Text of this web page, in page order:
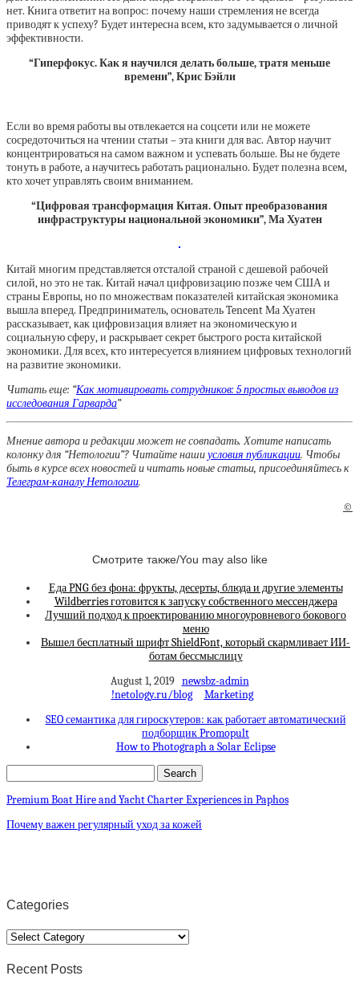
нет. Книга ответит на вопрос: почему наши стремления не всегда
приводят к успеху? Будет интересна всем, кто задумывается о личной
эффективности.
“Гиперфокус. Как я научился делать больше, тратя меньше
времени”, Крис Бэйли
Если во время работы вы отвлекается на соцсети или не можете
сосредоточиться на чтении статьи – эта книги для вас. Автор научит
концентрироваться на самом важном и успевать больше. Вы не будете
тонуть в работе, а научитесь работать рационально. Будет полезна всем,
кто хочет управлять своим вниманием.
“Цифровая трансформация Китая. Опыт преобразования
инфраструктуры национальной экономики”, Ма Хуатен
Китай многим представляется отсталой страной с дешевой рабочей
силой, но это не так. Китай начал цифровизацию позже чем США и
страны Европы, но по множествам показателей китайская экономика
вышла вперед. Предприниматель, основатель Tencent Ма Хуатен
рассказывает, как цифровизация влияет на экономическую и
социальную сферу, и раскрывает секрет быстрого роста китайской
экономики. Для всех, кто интересуется влиянием цифровых технологий
на развитие экономики.
Читать еще: “Как мотивировать сотрудников: 5 простых выводов из
исследования Гарварда”
Мнение автора и редакции может не совпадать. Хотите написать
колонку для “Нетологии”? Читайте нашиусловия публикации. Чтобы
быть в курсе всех новостей и читать новые статьи, присоединяйтесь к
Телеграм-каналу Нетологии.
©
Смотрите также/You may also like
Еда PNG без фона: фрукты, десерты, блюда и другие элементы
Wildberries готовится к запуску собственного мессенджера
Лучший подход к проектированию многоуровневого бокового
меню
Вышел бесплатный шрифт ShieldFont, который скармливает ИИ-
ботам бессмыслицу
August 1, 2019 newsbz-admin
!netology.ru/blog
Marketing
SEO семантика для гироскутеров: как работает автоматический
подборщик Promopult
How to Photograph a Solar Eclipse
Premium Boat Hire and Yacht Charter Experiences in Paphos
Почему важен регулярный уход за кожей
Categories
Categories
Recent Posts